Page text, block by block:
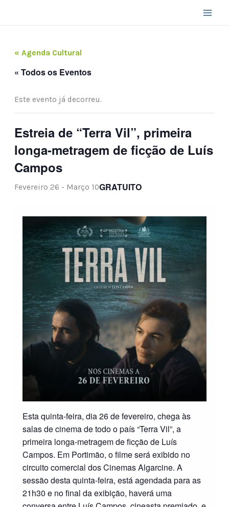
« Agenda Cultural
« Todos os Eventos
Este evento já decorreu.
Estreia de “Terra Vil”, primeira
longa-metragem de ficção de Luís
Campos
Fevereiro 26 - Março 10GRATUITO
Esta quinta-feira, dia 26 de fevereiro, chega às
salas de cinema de todo o país “Terra Vil”, a
primeira longa-metragem de ficção de Luís
Campos. Em Portimão, o filme será exibido no
circuito comercial dos Cinemas Algarcine. A
sessão desta quinta-feira, está agendada para as
21h30 e no final da exibição, haverá uma